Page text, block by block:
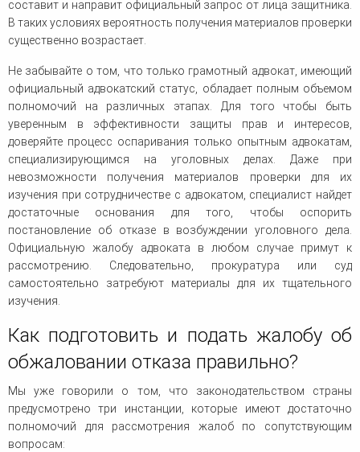
составит и направит официальный запрос от лица защитника.
В таких условиях вероятность получения материалов проверки
существенно возрастает.
Не забывайте о том, что только грамотный адвокат, имеющий
официальный адвокатский статус, обладает полным объемом
полномочий на различных этапах. Для того чтобы быть
уверенным в эффективности защиты прав и интересов,
доверяйте процесс оспаривания только опытным адвокатам,
специализирующимся на уголовных делах. Даже при
невозможности получения материалов проверки для их
изучения при сотрудничестве с адвокатом, специалист найдет
достаточные основания для того, чтобы оспорить
постановление об отказе в возбуждении уголовного дела.
Официальную жалобу адвоката в любом случае примут к
рассмотрению. Следовательно, прокуратура или суд
самостоятельно затребуют материалы для их тщательного
изучения.
Как подготовить и подать жалобу об
обжаловании отказа правильно?
Мы уже говорили о том, что законодательством страны
предусмотрено три инстанции, которые имеют достаточно
полномочий для рассмотрения жалоб по сопутствующим
вопросам: